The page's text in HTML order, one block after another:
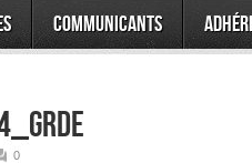
Communicants
0